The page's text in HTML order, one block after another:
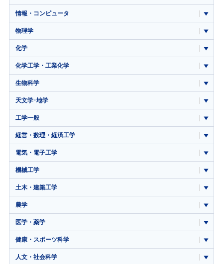
情報・コンピュータ
物理学
化学
化学工学・工業化学
生物科学
天文学･地学
工学一般
経営・数理・経済工学
電気・電子工学
機械工学
土木・建築工学
農学
医学・薬学
健康・スポーツ科学
人文・社会科学